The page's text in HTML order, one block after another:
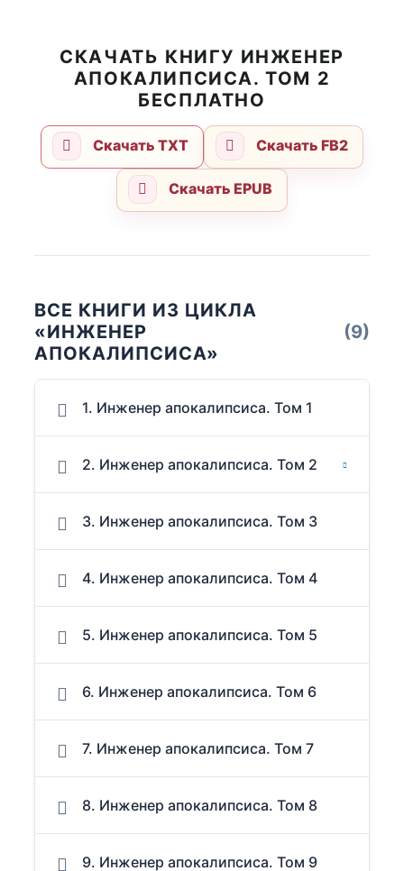
СКАЧАТЬ КНИГУ ИНЖЕНЕР
АПОКАЛИПСИСА. ТОМ 2
БЕСПЛАТНО
Скачать TXT Скачать FB2
Скачать EPUB
ВСЕ КНИГИ ИЗ ЦИКЛА
«ИНЖЕНЕР
АПОКАЛИПСИСА»
(9)
1. Инженер апокалипсиса. Том 1
2. Инженер апокалипсиса. Том 2
3. Инженер апокалипсиса. Том 3
4. Инженер апокалипсиса. Том 4
5. Инженер апокалипсиса. Том 5
6. Инженер апокалипсиса. Том 6
7. Инженер апокалипсиса. Том 7
8. Инженер апокалипсиса. Том 8
9. Инженер апокалипсиса. Том 9